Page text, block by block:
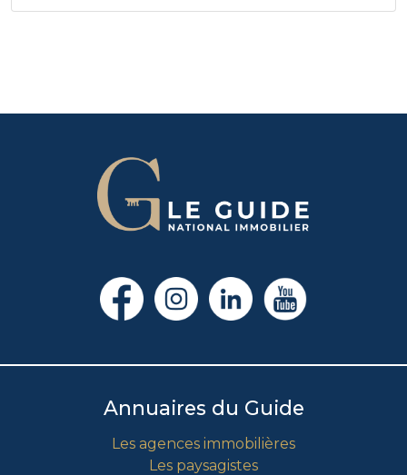
Annuaires du Guide
Les agences immobilières
Les paysagistes